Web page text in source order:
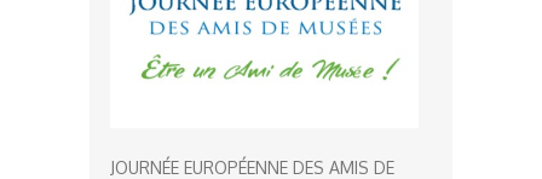
JOURNÉE EUROPÉENNE DES AMIS DE